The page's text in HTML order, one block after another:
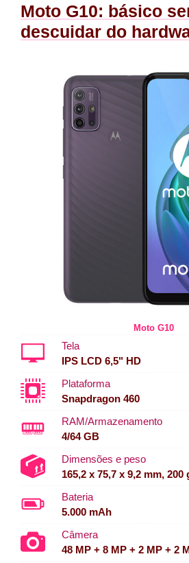
Moto G10: básico
descuidar do
Moto G10
Tela
IPS LCD 6,5" HD
Plataforma
Snapdragon 460
RAM/Armazenamento
4/64 GB
Dimensões e peso
165,2 x 75,7 x 9,2 mm, 200
Bateria
5.000 mAh
Câmera
48 MP + 8 MP + 2 MP + 2